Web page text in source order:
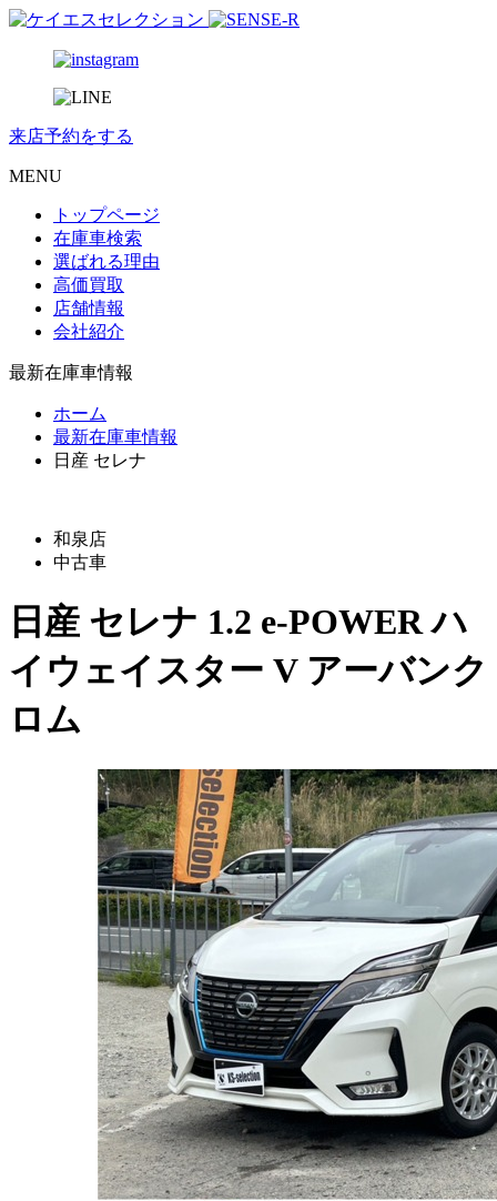
来店予約をする
MENU
トップページ
在庫車検索
選ばれる理由
高価買取
店舗情報
会社紹介
最新在庫車情報
ホーム
最新在庫車情報
日産 セレナ
和泉店
中古車
日産 セレナ 1.2 e-POWER ハ
イウェイスター V アーバンク
ロム